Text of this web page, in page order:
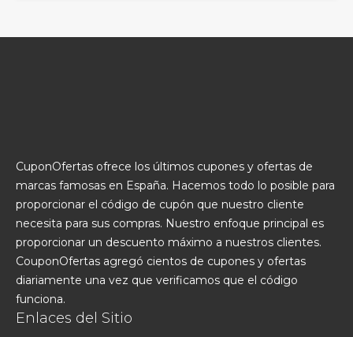
CuponOfertas ofrece los últimos cupones y ofertas de
marcas famosas en España. Hacemos todo lo posible para
proporcionar el código de cupón que nuestro cliente
necesita para sus compras. Nuestro enfoque principal es
proporcionar un descuento máximo a nuestros clientes.
CouponOfertas agregó cientos de cupones y ofertas
diariamente una vez que verificamos que el código
funciona.
Enlaces del Sitio